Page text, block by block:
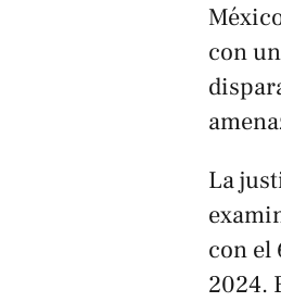
con
La
con el
2024.